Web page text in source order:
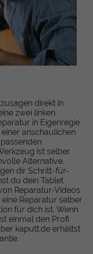
direkt in
zwei linken
in Eigenregie
anschaulichen
ist selber
Alternative.
dir Schritt-für-
du dein Tablet
Reparatur-Videos
Reparatur selber
für dich ist. Wenn
einmal den Profi
kaputt.de erhältst